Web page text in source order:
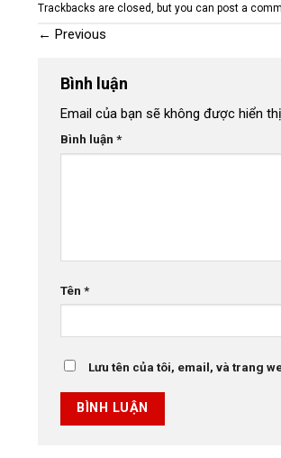
Trackbacks are closed, but you can post a
← Previous
Bình luận
Email của bạn sẽ không được hiển
Bình luận *
Tên *
Lưu tên của tôi, email, và trang